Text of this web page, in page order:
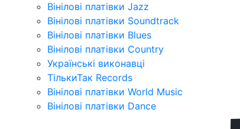
Вінілові платівки Jazz
Вінілові платівки Soundtrack
Вінілові платівки Blues
Вінілові платівки Country
Українські виконавці
ТількиТак Records
Вінілові платівки World Music
Вінілові платівки Dance